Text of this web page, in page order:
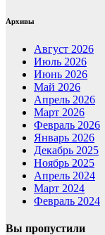
Архивы
Август 2026
Июль 2026
Июнь 2026
Май 2026
Апрель 2026
Март 2026
Февраль 2026
Январь 2026
Декабрь 2025
Ноябрь 2025
Апрель 2024
Март 2024
Февраль 2024
Вы пропустили